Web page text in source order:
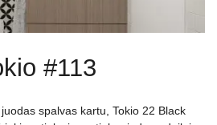
#113
spalvas kartu, Tokio 22 Black